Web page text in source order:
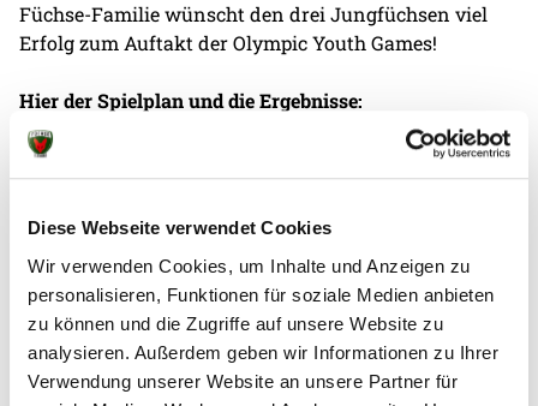
Diese Webseite verwendet Cookies
Wir verwenden Cookies, um Inhalte und Anzeigen zu
personalisieren, Funktionen für soziale Medien anbieten
zu können und die Zugriffe auf unsere Website zu
analysieren. Außerdem geben wir Informationen zu Ihrer
Verwendung unserer Website an unsere Partner für
Füchse-Familie wünscht den drei Jungfüchsen viel
Erfolg zum Auftakt der Olympic Youth Games!
Hier der Spielplan und die Ergebnisse:
Montag 22.07., 18:30 Uhr - U17-DHB - Aserbaidschan
45:9
Dienstag 23.07., 18:30 Uhr - U17-DHB - Serbien 31:18
Mittwoch 24.07., 18:30 Uhr - U17-DHB - Dänemark 27:34